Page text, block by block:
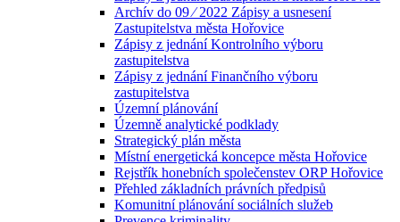
Archív do 09 ⁄ 2022 Zápisy a usnesení
Zastupitelstva města Hořovice
Zápisy z jednání Kontrolního výboru
zastupitelstva
Zápisy z jednání Finančního výboru
zastupitelstva
Územní plánování
Územně analytické podklady
Strategický plán města
Místní energetická koncepce města Hořovice
Rejstřík honebních společenstev ORP Hořovice
Přehled základních právních předpisů
Komunitní plánování sociálních služeb